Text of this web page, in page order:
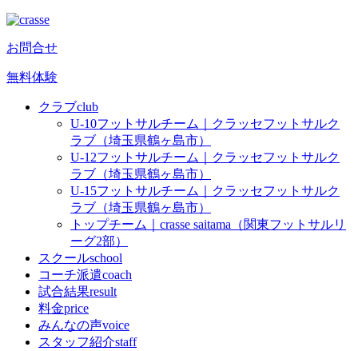
お問合せ
無料体験
クラブclub
U-10フットサルチーム｜クラッセフットサルク
ラブ（埼玉県鶴ヶ島市）
U-12フットサルチーム｜クラッセフットサルク
ラブ（埼玉県鶴ヶ島市）
U-15フットサルチーム｜クラッセフットサルク
ラブ（埼玉県鶴ヶ島市）
トップチーム｜crasse saitama（関東フットサルリ
ーグ2部）
スクールschool
コーチ派遣coach
試合結果result
料金price
みんなの声voice
スタッフ紹介staff